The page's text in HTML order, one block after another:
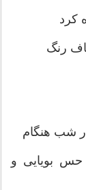
کرد
رنگ
شب هنگام
بویایی و